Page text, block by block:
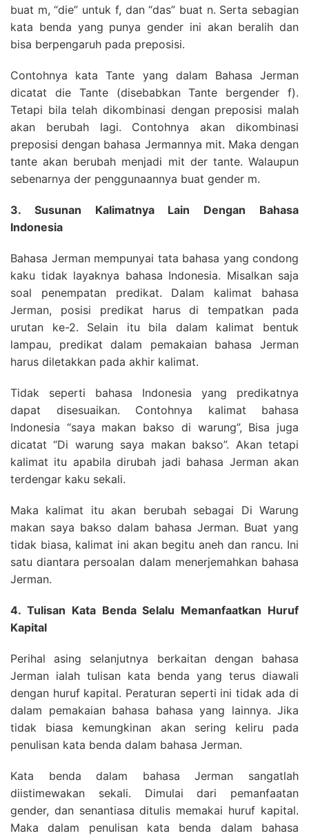
buat m, “die” untuk f, dan “das” buat n. Serta sebagian
kata benda yang punya gender ini akan beralih dan
bisa berpengaruh pada preposisi.
Contohnya kata Tante yang dalam Bahasa Jerman
dicatat die Tante (disebabkan Tante bergender f).
Tetapi bila telah dikombinasi dengan preposisi malah
akan berubah lagi. Contohnya akan dikombinasi
preposisi dengan bahasa Jermannya mit. Maka dengan
tante akan berubah menjadi mit der tante. Walaupun
sebenarnya der penggunaannya buat gender m.
3. Susunan Kalimatnya Lain Dengan Bahasa
Indonesia
Bahasa Jerman mempunyai tata bahasa yang condong
kaku tidak layaknya bahasa Indonesia. Misalkan saja
soal penempatan predikat. Dalam kalimat bahasa
Jerman, posisi predikat harus di tempatkan pada
urutan ke-2. Selain itu bila dalam kalimat bentuk
lampau, predikat dalam pemakaian bahasa Jerman
harus diletakkan pada akhir kalimat.
Tidak seperti bahasa Indonesia yang predikatnya
dapat disesuaikan. Contohnya kalimat bahasa
Indonesia “saya makan bakso di warung”, Bisa juga
dicatat “Di warung saya makan bakso”. Akan tetapi
kalimat itu apabila dirubah jadi bahasa Jerman akan
terdengar kaku sekali.
Maka kalimat itu akan berubah sebagai Di Warung
makan saya bakso dalam bahasa Jerman. Buat yang
tidak biasa, kalimat ini akan begitu aneh dan rancu. Ini
satu diantara persoalan dalam menerjemahkan bahasa
Jerman.
4. Tulisan Kata Benda Selalu Memanfaatkan Huruf
Kapital
Perihal asing selanjutnya berkaitan dengan bahasa
Jerman ialah tulisan kata benda yang terus diawali
dengan huruf kapital. Peraturan seperti ini tidak ada di
dalam pemakaian bahasa bahasa yang lainnya. Jika
tidak biasa kemungkinan akan sering keliru pada
penulisan kata benda dalam bahasa Jerman.
Kata benda dalam bahasa Jerman sangatlah
diistimewakan sekali. Dimulai dari pemanfaatan
gender, dan senantiasa ditulis memakai huruf kapital.
Maka dalam penulisan kata benda dalam bahasa